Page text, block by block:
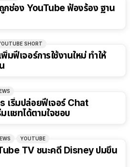
ช่อง YouTube ฟ้องร้อง ฐาน
SHORT
ฟีเจอร์การใช้งานใหม่ ทำให้
เริ่มปล่อยฟีเจอร์ Chat
ชทได้ตามใจชอบ
YOUTUBE
TV ชนะคดี Disney ปมขึ้น